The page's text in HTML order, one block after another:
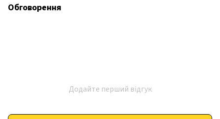
Обговорення
Додайте перший відгук